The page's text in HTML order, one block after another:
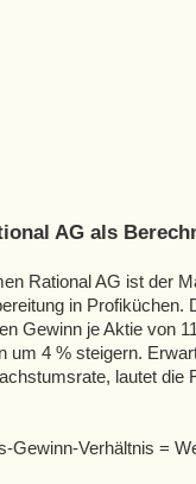
AG als
Rational AG ist der
in Profiküchen.
Gewinn je Aktie von
um 4 % steigern.
lautet die
Gewinn-Verhältnis =